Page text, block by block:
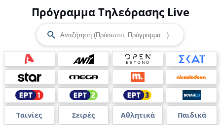
Πρόγραμμα Τηλεόρασης Live
Ταινίες Σειρές Αθλητικά Παιδικά